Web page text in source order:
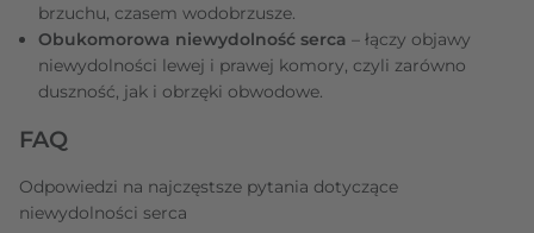
brzuchu, czasem wodobrzusze.
Obukomorowa niewydolność serca – łączy objawy
niewydolności lewej i prawej komory, czyli zarówno
duszność, jak i obrzęki obwodowe.
FAQ
Odpowiedzi na najczęstsze pytania dotyczące
niewydolności serca